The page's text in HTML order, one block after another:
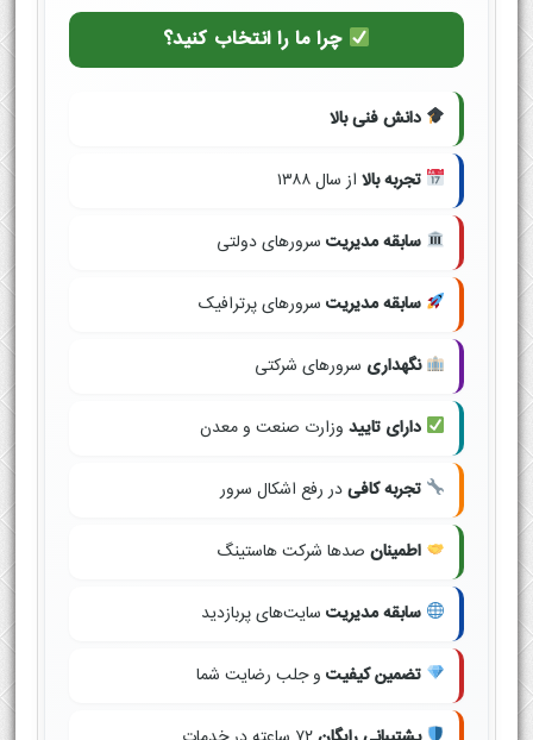
چرا ما را انتخاب کنید؟
دانش فنی بالا
تجربه بالا از سال ۱۳۸۸
سابقه مدیریت سرورهای دولتی
سابقه مدیریت سرورهای پرترافیک
نگهداری سرورهای شرکتی
دارای تایید وزارت صنعت و معدن
تجربه کافیدر رفع اشکال سرور
اطمینان صدها شرکت هاستینگ
سابقه مدیریت سایت‌های پربازدید
تضمین کیفیت و جلب رضایت شما